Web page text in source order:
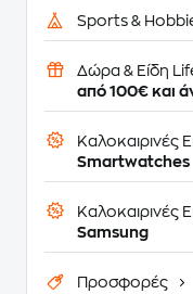
Sports &
Δώρα & Είδη
από 100€ και
Καλοκαιρινές
Smartwatches
Καλοκαιρινές
Samsung
Προσφορές